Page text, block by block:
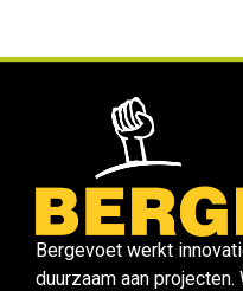
Bergevoet werkt
duurzaam aan